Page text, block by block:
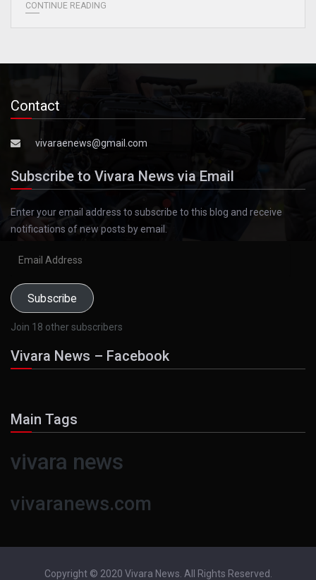
CONTINUE READING
Contact
vivaraenews@gmail.com
Subscribe to Vivara News via Email
Enter your email address to subscribe to this blog and receive
notifications of new posts by email.
Subscribe
Join 18 other subscribers
Vivara News – Facebook
Main Tags
vivara news
vivaranews.com
Copyright © 2020 Vivara News. All Rights Reserved.